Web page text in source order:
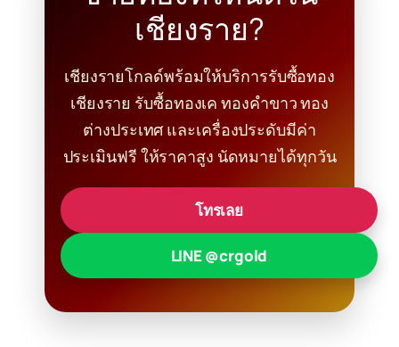
เชียงราย?
เชียงรายโกลด์พร้อมให้บริการรับซื้อทอง
เชียงราย รับซื้อทองเค ทองคำขาว ทอง
ต่างประเทศ และเครื่องประดับมีค่า
ประเมินฟรี ให้ราคาสูง นัดหมายได้ทุกวัน
โทรเลย
LINE @crgold